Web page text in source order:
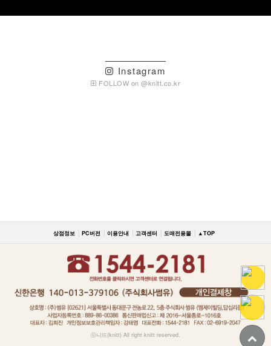
Instagram
FOLLOW on @knitt.co.kr
상점정보 PC버전 이용안내 고객센터 도매전용몰 ▲TOP
ⓒ니뜨(knitt) All right knitt reserved.